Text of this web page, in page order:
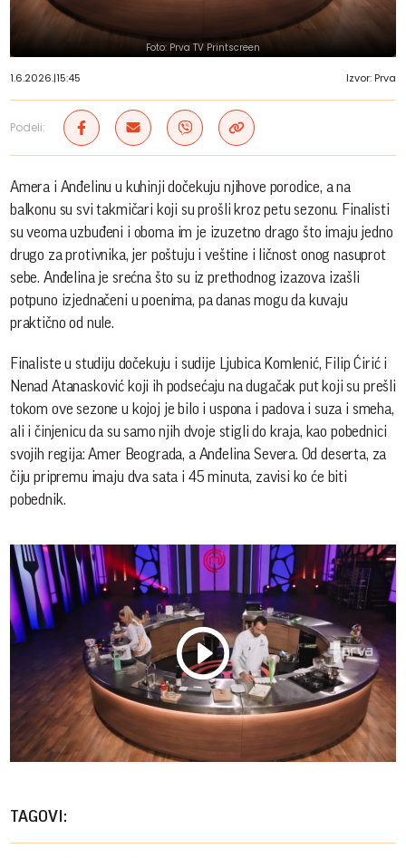
Foto: Prva TV Printscreen
1.6.2026.|15:45 Izvor: Prva
Podeli:
Amera i Anđelinu u kuhinji dočekuju njihove porodice, a na
balkonu su svi takmičari koji su prošli kroz petu sezonu. Finalisti
su veoma uzbuđeni i oboma im je izuzetno drago što imaju jedno
drugo za protivnika, jer poštuju i veštine i ličnost onog nasuprot
sebe. Anđelina je srećna što su iz prethodnog izazova izašli
potpuno izjednačeni u poenima, pa danas mogu da kuvaju
praktično od nule.
Finaliste u studiju dočekuju i sudije Ljubica Komlenić, Filip Ćirić i
Nenad Atanasković koji ih podsećaju na dugačak put koji su prešli
tokom ove sezone u kojoj je bilo i uspona i padova i suza i smeha,
ali i činjenicu da su samo njih dvoje stigli do kraja, kao pobednici
svojih regija: Amer Beograda, a Anđelina Severa. Od deserta, za
čiju pripremu imaju dva sata i 45 minuta, zavisi ko će biti
pobednik.
Play
TAGOVI: